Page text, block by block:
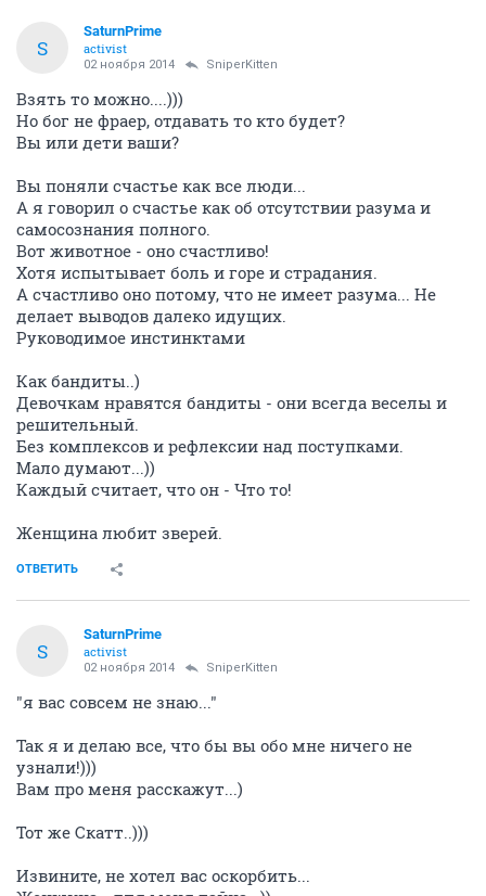
S
SaturnPrime
activist
02 ноября 2014 SniperKitten
Взять то можно....)))
Но бог не фраер, отдавать то кто будет?
Вы или дети ваши?
Вы поняли счастье как все люди...
А я говорил о счастье как об отсутствии разума и
самосознания полного.
Вот животное - оно счастливо!
Хотя испытывает боль и горе и страдания.
А счастливо оно потому, что не имеет разума... Не
делает выводов далеко идущих.
Руководимое инстинктами
Как бандиты..)
Девочкам нравятся бандиты - они всегда веселы и
решительный.
Без комплексов и рефлексии над поступками.
Мало думают...))
Каждый считает, что он - Что то!
Женщина любит зверей.
ОТВЕТИТЬ
S
SaturnPrime
activist
02 ноября 2014 SniperKitten
"я вас совсем не знаю..."
Так я и делаю все, что бы вы обо мне ничего не
узнали!)))
Вам про меня расскажут...)
Тот же Скатт..)))
Извините, не хотел вас оскорбить...